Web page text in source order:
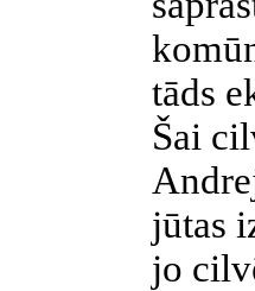
tāds
Šai
jūtas
jo